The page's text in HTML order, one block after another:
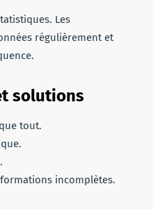
Les
régulièrement et
solutions
tout.
incomplètes.